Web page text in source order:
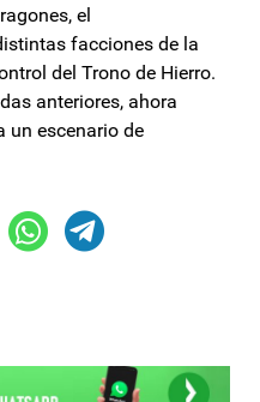
el
facciones de la
del Trono de Hierro.
anteriores, ahora
un escenario de